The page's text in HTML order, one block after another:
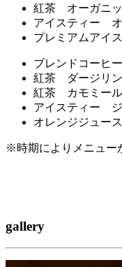
紅茶 オーガニッ
アイスティー オ
プレミアムアイ
ブレンドコーヒー
紅茶 ダージリン
紅茶 カモミール
アイスティー
オレンジジュース
※時期によりメニュー
gallery